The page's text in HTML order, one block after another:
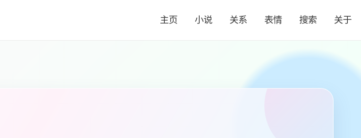
主页 小说 关系 表情 搜索 关于